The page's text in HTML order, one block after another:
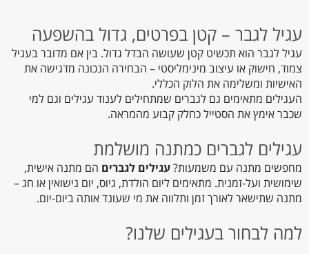
עגיל לגבר – קטן בפרטים, גדול בהשפעה
עגיל לגבר הוא תכשיט קטן שעושה הבדל גדול. בין אם מדובר בעגיל
צמוד, חישוק או עיצוב מינימליסטי – הבחירה הנכונה מדגישה את
האישיות ומשלימה את הלוק הכללי.
העגילים מתאימים גם לגברים שמתחילים לענוד עגילים וגם למי
שכבר אימץ את הסטייל כחלק קבוע מהמראה.
עגילים לגברים כמתנה מושלמת
מחפשים מתנה עם משמעות?עגילים לגברים הם מתנה אישית,
שימושית ועל-זמנית. מתאימים ליום הולדת, גיוס, יום נישואין או חג –
מתנה שתישאר לאורך זמן ותלווה את מי שעונד אותה ביום-יום.
למה לבחור בעגילים שלנו?